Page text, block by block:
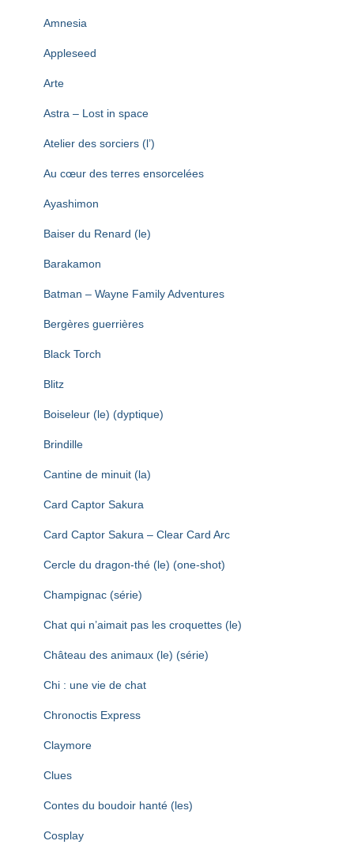
Amnesia
Appleseed
Arte
Astra – Lost in space
Atelier des sorciers (l’)
Au cœur des terres ensorcelées
Ayashimon
Baiser du Renard (le)
Barakamon
Batman – Wayne Family Adventures
Bergères guerrières
Black Torch
Blitz
Boiseleur (le) (dyptique)
Brindille
Cantine de minuit (la)
Card Captor Sakura
Card Captor Sakura – Clear Card Arc
Cercle du dragon-thé (le) (one-shot)
Champignac (série)
Chat qui n’aimait pas les croquettes (le)
Château des animaux (le) (série)
Chi : une vie de chat
Chronoctis Express
Claymore
Clues
Contes du boudoir hanté (les)
Cosplay